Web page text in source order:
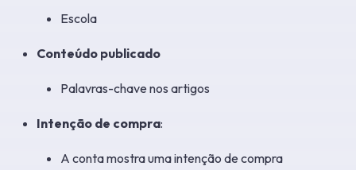
Escola
Conteúdo publicado
Palavras-chave nos artigos
Intenção de compra:
A conta mostra uma intenção de compra